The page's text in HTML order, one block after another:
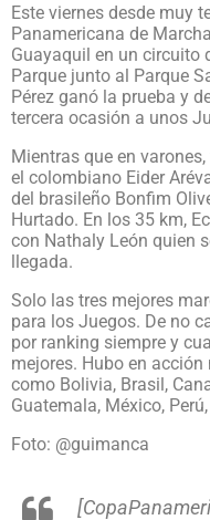
Este viernes desde muy
Panamericana de
Guayaquil en un circuito
Parque junto al Parque
Pérez ganó la prueba y
tercera ocasión a unos
Mientras que en
el colombiano Eider
del brasileño Bonfim
Hurtado. En los 35 km,
con Nathaly León quien
llegada.
Solo las tres mejores
para los Juegos. De no
por ranking siempre y
mejores. Hubo en
como Bolivia, Brasil,
Guatemala, México,
Foto: @guimanca